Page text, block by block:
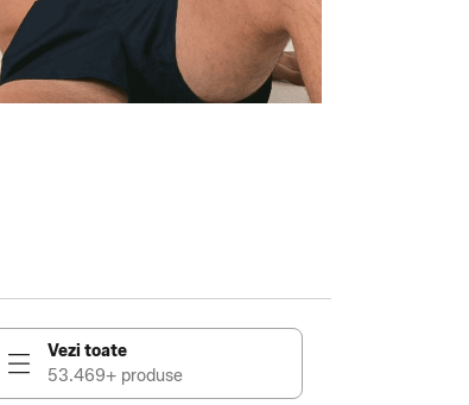
Vezi toate
53.469+ produse